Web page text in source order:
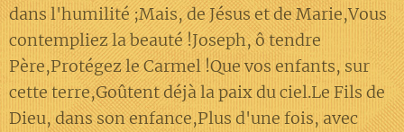
dans l'humilité ;Mais, de Jésus et de Marie,Vous
contempliez la beauté !Joseph, ô tendre
Père,Protégez le Carmel !Que vos enfants, sur
cette terre,Goûtent déjà la paix du ciel.Le Fils de
Dieu, dans son enfance,Plus d'une fois, avec